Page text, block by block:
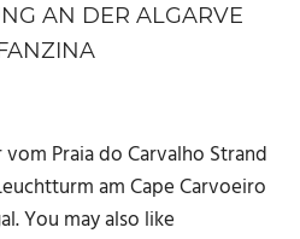
AN DER ALGARVE
Praia do Carvalho Strand
am Cape Carvoeiro
You may also like